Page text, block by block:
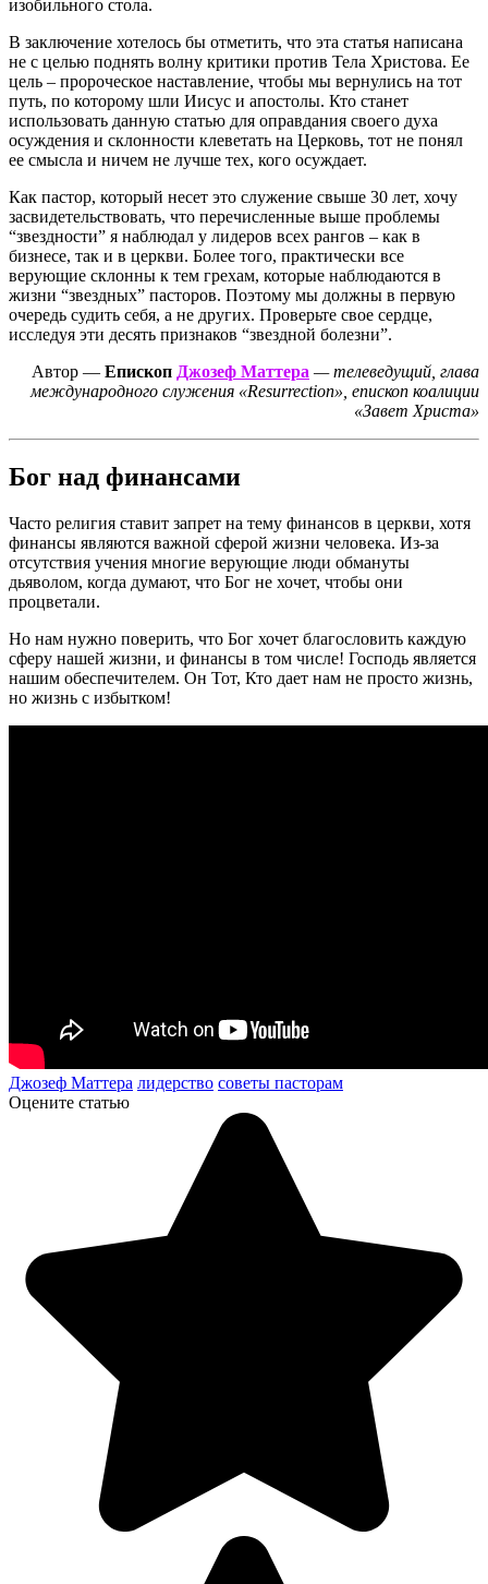
изобильного стола.
В заключение хотелось бы отметить, что эта статья написана
не с целью поднять волну критики против Тела Христова. Ее
цель – пророческое наставление, чтобы мы вернулись на тот
путь, по которому шли Иисус и апостолы. Кто станет
использовать данную статью для оправдания своего духа
осуждения и склонности клеветать на Церковь, тот не понял
ее смысла и ничем не лучше тех, кого осуждает.
Как пастор, который несет это служение свыше 30 лет, хочу
засвидетельствовать, что перечисленные выше проблемы
“звездности” я наблюдал у лидеров всех рангов – как в
бизнесе, так и в церкви. Более того, практически все
верующие склонны к тем грехам, которые наблюдаются в
жизни “звездных” пасторов. Поэтому мы должны в первую
очередь судить себя, а не других. Проверьте свое сердце,
исследуя эти десять признаков “звездной болезни”.
Автор — Епископ Джозеф Маттера — телеведущий, глава
международного служения «Resurrection», епископ коалиции
«Завет Христа»
Бог над финансами
Часто религия ставит запрет на тему финансов в церкви, хотя
финансы являются важной сферой жизни человека. Из-за
отсутствия учения многие верующие люди обмануты
дьяволом, когда думают, что Бог не хочет, чтобы они
процветали.
Но нам нужно поверить, что Бог хочет благословить каждую
сферу нашей жизни, и финансы в том числе! Господь является
нашим обеспечителем. Он Тот, Кто дает нам не просто жизнь,
но жизнь с избытком!
Джозеф Маттера лидерство советы пасторам
Оцените статью